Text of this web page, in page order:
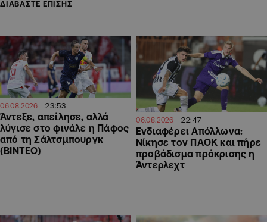
ΔΙΑΒΑΣΤΕ ΕΠΙΣΗΣ
06.08.2026 23:53
Άντεξε, απείλησε, αλλά
λύγισε στο φινάλε η Πάφος
από τη Σάλτσμπουργκ
(BINTEO)
06.08.2026 22:47
Ενδιαφέρει Απόλλωνα:
Νίκησε τον ΠΑΟΚ και πήρε
προβάδισμα πρόκρισης η
Άντερλεχτ